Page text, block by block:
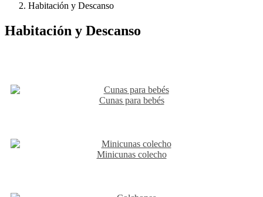
Habitación y Descanso
Habitación y Descanso
Cunas para bebés
Minicunas colecho